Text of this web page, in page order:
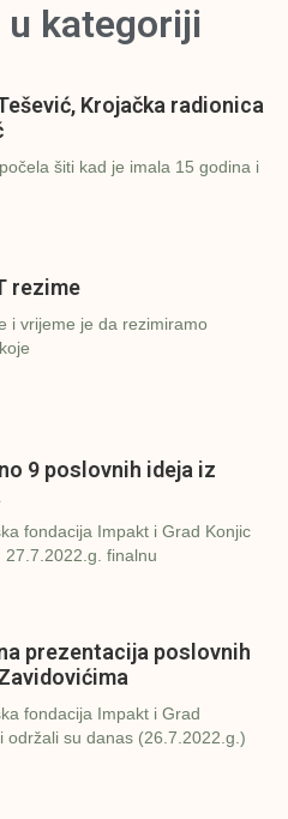
u kategoriji
Krojačka radionica
šiti kad je imala 15 godina i
rezime
i vrijeme je da rezimiramo
9 poslovnih ideja iz
fondacija Impakt i Grad Konjic
27.7.2022.g. finalnu
prezentacija poslovnih
fondacija Impakt i Grad
održali su danas (26.7.2022.g.)